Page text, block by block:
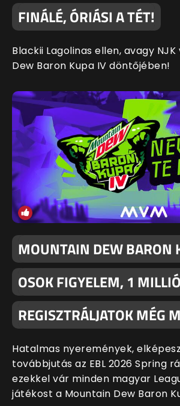
FINÁLÉ, ÓRIÁSI A TÉT!
Blackii Lagolinas ellen, avagy NJK
Dew Baron Kupa IV döntőjében!
MOUNTAIN DEW BARON
OSOK FIGYELEM, 1
REGISZTRÁLJATOK MÉG
Hatalmas nyeremények,
továbbjutás az EBL 2026 Spring
ezekkel vár minden magyar
játékost a Mountain Dew Baron